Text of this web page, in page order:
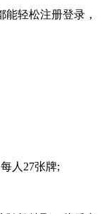
轻松注册登录，
人27张牌;